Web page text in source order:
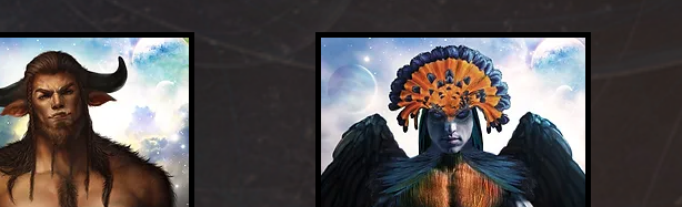
a Title Add a Title